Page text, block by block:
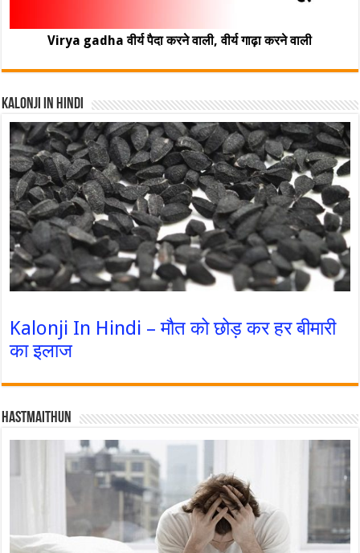
Virya gadha वीर्य पैदा करने वाली, वीर्य गाढ़ा करने वाली
Kalonji In Hindi
Kalonji In Hindi – मौत को छोड़ कर हर बीमारी
का इलाज
Hastmaithun